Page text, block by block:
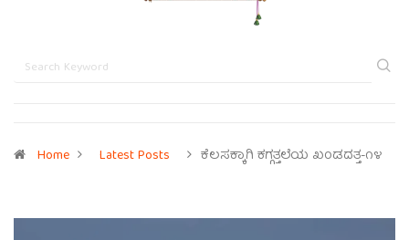
Home Latest Posts ಕೆಲಸಕ್ಕಾಗಿ ಕಗ್ಗತ್ತಲೆಯ ಖಂಡದತ್ತ-೧೪